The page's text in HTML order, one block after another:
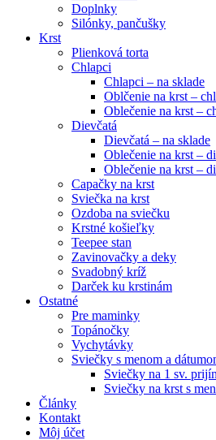
Doplnky
Silónky, pančušky
Krst
Plienková torta
Chlapci
Chlapci – na sklade
Oblčenie na krst –
Oblečenie na krst –
Dievčatá
Dievčatá – na sklade
Oblečenie na krst –
Oblečenie na krst –
Capačky na krst
Sviečka na krst
Ozdoba na sviečku
Krstné košieľky
Teepee stan
Zavinovačky a deky
Svadobný kríž
Darček ku krstinám
Ostatné
Pre maminky
Topánočky
Vychytávky
Sviečky s menom a
Sviečky na 1 sv.
Sviečky na krst s
Články
Kontakt
Môj účet